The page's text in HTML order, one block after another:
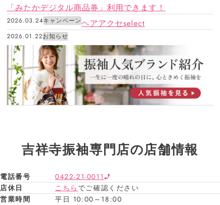
「みたかデジタル商品券」利用できます！
2026.03.24キャンペーンヘアアクセselect
2026.01.22お知らせ
吉祥寺振袖専門店の店舗情報
電話番号
0422-21-0011
店休日
こちら でご確認ください
営業時間
平日 10:00～18:00